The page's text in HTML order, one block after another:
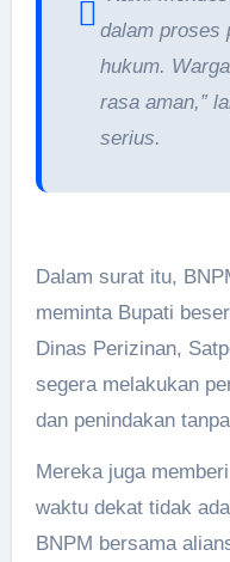
dalam proses
hukum.
rasa aman,”
serius.
Dalam surat itu,
meminta Bupati
Dinas Perizinan,
segera melakukan
dan penindakan
Mereka juga
waktu dekat tidak
BNPM bersama